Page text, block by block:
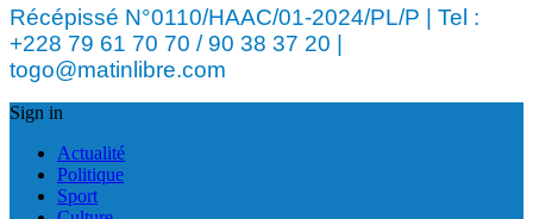
Récépissé N°0110/HAAC/01-2024/PL/P | Tel :
+228 79 61 70 70 / 90 38 37 20 |
togo@matinlibre.com
Sign in
Actualité
Politique
Sport